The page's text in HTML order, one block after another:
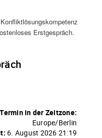
Erstgespräch.